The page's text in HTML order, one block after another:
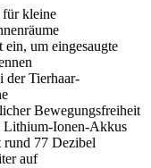
kleine
um eingesaugte
der Tierhaar-
Bewegungsfreiheit
Lithium-Ionen-Akkus
77 Dezibel
auf